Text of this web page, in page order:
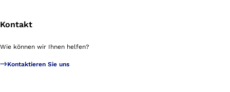
Kontakt
Wie können wir Ihnen helfen?
Kontaktieren Sie uns